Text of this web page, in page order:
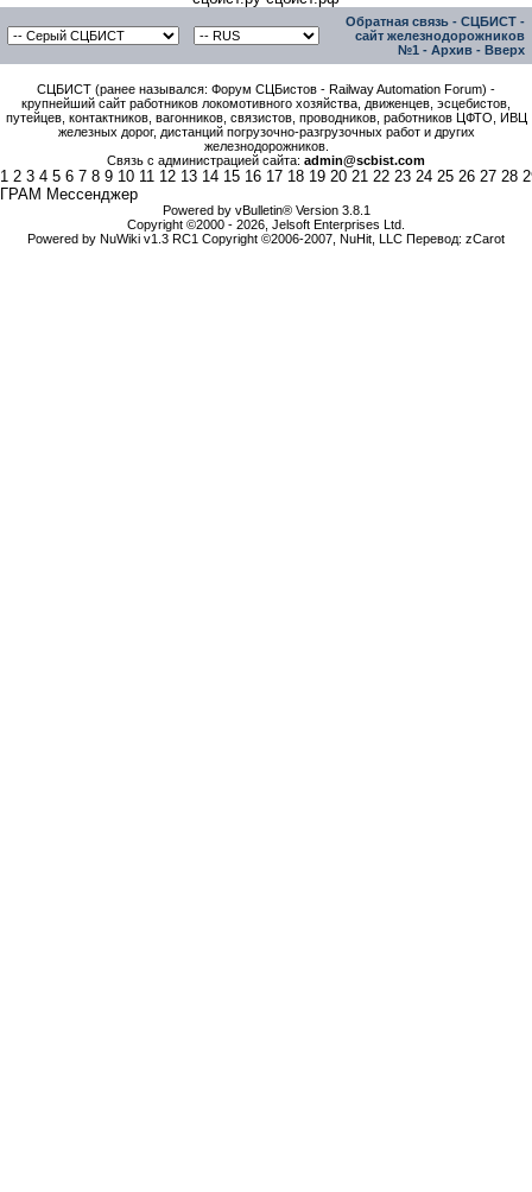
Обратная связь - СЦБИСТ -
сайт железнодорожников
№1 - Архив - Вверх
СЦБИСТ (ранее назывался: Форум СЦБистов - Railway Automation Forum) -
крупнейший сайт работников локомотивного хозяйства, движенцев, эсцебистов,
путейцев, контактников, вагонников, связистов, проводников, работников ЦФТО, ИВЦ
железных дорог, дистанций погрузочно-разгрузочных работ и других
железнодорожников.
Связь с администрацией сайта: admin@scbist.com
1 2 3 4 5 6 7 8 9 10 11 12 13 14 15 16 17 18 19 20 21 22 23 24 25 26 27 28
ГРАМ Мессенджер
Powered by vBulletin® Version 3.8.1
Copyright ©2000 - 2026, Jelsoft Enterprises Ltd.
Powered by NuWiki v1.3 RC1 Copyright ©2006-2007, NuHit, LLC Перевод: zCarot